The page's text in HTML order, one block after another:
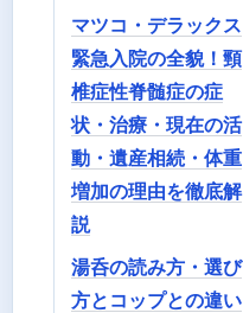
マツコ・デラックス
緊急入院の全貌！頸
椎症性脊髄症の症
状・治療・現在の活
動・遺産相続・体重
増加の理由を徹底解
説
湯呑の読み方・選び
方とコップとの違い